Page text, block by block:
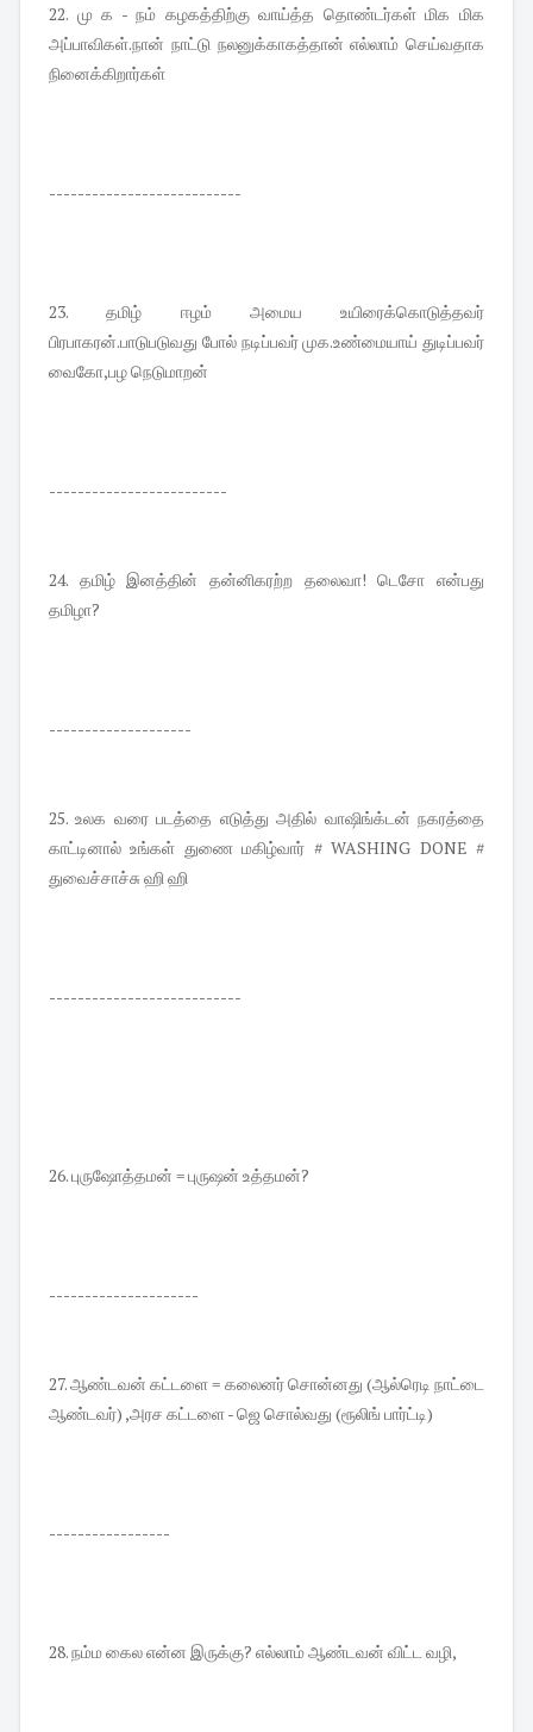
22. மு க - நம் கழகத்திற்கு வாய்த்த தொண்டர்கள் மிக மிக
அப்பாவிகள்.நான் நாட்டு நலனுக்காகத்தான் எல்லாம் செய்வதாக
நினைக்கிறார்கள்
---------------------------
23. தமிழ் ஈழம் அமைய உயிரைக்கொடுத்தவர்
பிரபாகரன்.பாடுபடுவது போல் நடிப்பவர் முக.உண்மையாய் துடிப்பவர்
வைகோ,பழ நெடுமாறன்
-------------------------
24. தமிழ் இனத்தின் தன்னிகரற்ற தலைவா! டெசோ என்பது
தமிழா?
--------------------
25. உலக வரை படத்தை எடுத்து அதில் வாஷிங்க்டன் நகரத்தை
காட்டினால் உங்கள் துணை மகிழ்வார் # WASHING DONE #
துவைச்சாச்சு ஹி ஹி
---------------------------
26. புருஷோத்தமன் = புருஷன் உத்தமன்?
---------------------
27. ஆண்டவன் கட்டளை = கலைனர் சொன்னது (ஆல்ரெடி நாட்டை
ஆண்டவர்) ,அரச கட்டளை - ஜெ சொல்வது (ரூலிங் பார்ட்டி)
-----------------
28. நம்ம கைல என்ன இருக்கு? எல்லாம் ஆண்டவன் விட்ட வழி,